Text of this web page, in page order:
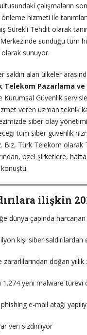
çalışmaların
hizmeti ile
Sürekli Tehdit olarak
sunduğu tüm
sunuyor.
saldırı alan ülkeler
Telekom Pazarlama ve
Güvenlik
veren uzman teknik
siber olay
tüm siber güvenlik
Biz, Türk Telekom olarak
özel şirketlere,
ilişkin
dünya çapında
kişi siber saldırılardan
doğan
1.274 yeni malware türevi
e-mail atağı
veri sızdırılıyor